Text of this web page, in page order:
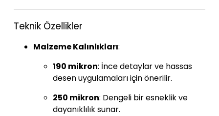
Teknik Özellikler
Malzeme Kalınlıkları:
190 mikron: İnce detaylar ve hassas
desen uygulamaları için önerilir.
250 mikron: Dengeli bir esneklik ve
dayanıklılık sunar.